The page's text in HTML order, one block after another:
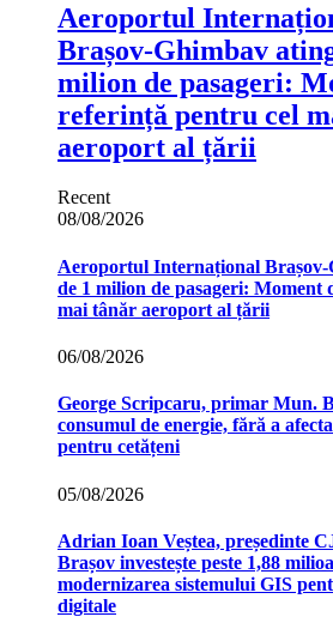
Aeroportul
Brașov‑Ghimbav
milion de pasageri:
referință pentru cel
aeroport al țării
Recent
08/08/2026
Aeroportul Internațional
de 1 milion de pasageri: Moment
mai tânăr aeroport al țării
06/08/2026
George Scripcaru, primar Mun.
consumul de energie, fără a
pentru cetățeni
05/08/2026
Adrian Ioan Veștea, președinte
Brașov investește peste 1,88
modernizarea sistemului GIS
digitale